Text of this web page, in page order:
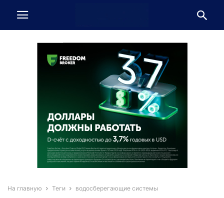
На главную Теги водосберегающие системы